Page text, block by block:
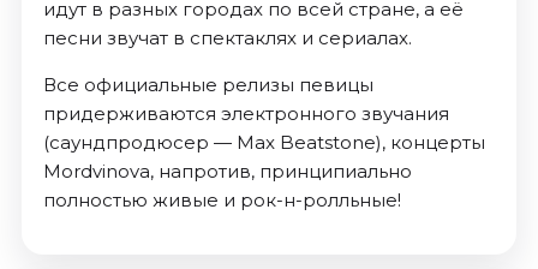
идут в разных городах по всей стране, а её
песни звучат в спектаклях и сериалах.
Все официальные релизы певицы
придерживаются электронного звучания
(саундпродюсер — Max Beatstone), концерты
Mordvinova, напротив, принципиально
полностью живые и рок-н-ролльные!